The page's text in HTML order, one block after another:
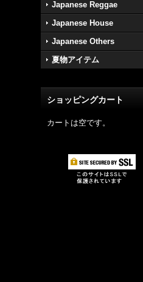
Japanese Reggae
Japanese House
Japanese Others
夏物アイテム
ショッピングカート
カートは空です。